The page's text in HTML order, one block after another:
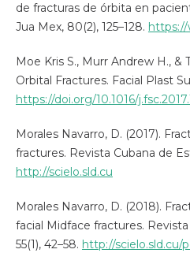
de fracturas de órbita en
Jua Mex, 80(2), 125–128. https://
Moe Kris S., Murr Andrew H., &
Orbital Fractures. Facial Plast
https://doi.org/10.1016/
Morales Navarro, D. (2017).
fractures. Revista Cubana de
http://scielo.sld.cu
Morales Navarro, D. (2018).
facial Midface fractures.
55(1), 42–58. http://scielo.sld.cu/